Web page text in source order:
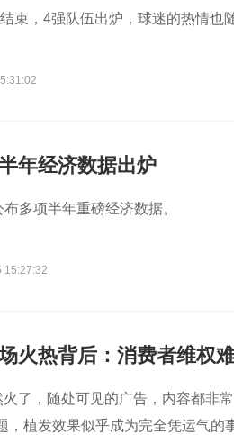
束，4强队伍出炉，球迷的热情也
年经济数据出炉
多项半年重磅经济数据。
15:27:32
火热背后：消费者维权
火了，随处可见的广告，内容都非
，植发效果似乎成为完全凭运气的